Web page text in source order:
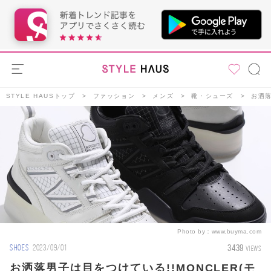
STYLE HAUSトップ ファッション メンズ 靴・シューズ お洒
Photo by： www.buyma.com
SHOES 2023/09/01 3439 VIEWS
お洒落男子は目をつけている!!MONCLER(モ